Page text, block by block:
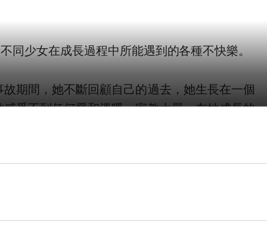
同少女在成長過程中所能遇到的各種不快樂。
期間，她不斷回顧自己的過去，她生長在一個
受不到任何愛和溫暖。家教太嚴，在她成長的
再次任由母親擺佈，為她安排工作，為她安排
生，她在追求什麼，又能為自己做什麼……過